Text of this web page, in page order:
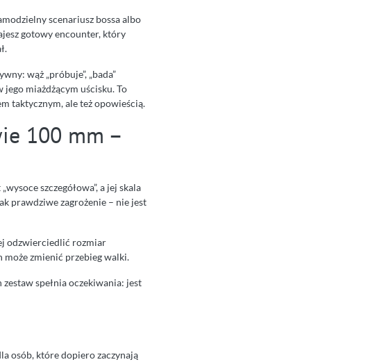
scenariusz bossa albo
gotowy encounter, który
wąż „próbuje”, „bada”
miażdżącym uścisku. To
taktycznym, ale też opowieścią.
100 mm –
„wysoce szczegółowa”, a jej skala
prawdziwe zagrożenie – nie jest
odzwierciedlić rozmiar
może zmienić przebieg walki.
spełnia oczekiwania: jest
osób, które dopiero zaczynają